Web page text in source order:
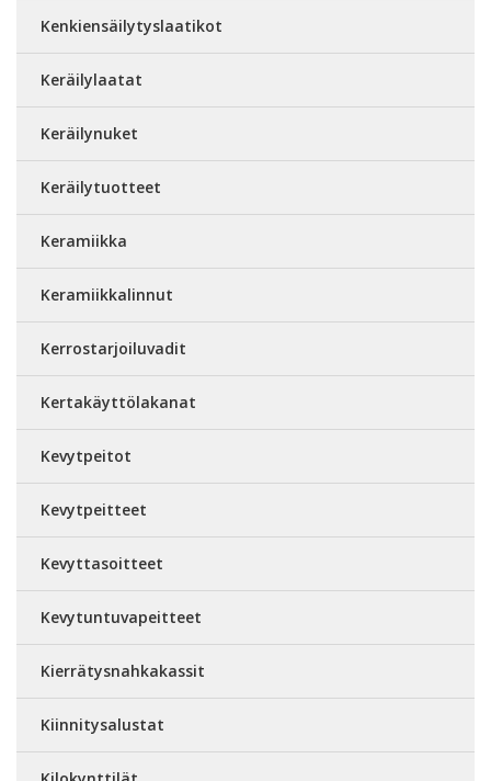
Kenkiensäilytyslaatikot
Keräilylaatat
Keräilynuket
Keräilytuotteet
Keramiikka
Keramiikkalinnut
Kerrostarjoiluvadit
Kertakäyttölakanat
Kevytpeitot
Kevytpeitteet
Kevyttasoitteet
Kevytuntuvapeitteet
Kierrätysnahkakassit
Kiinnitysalustat